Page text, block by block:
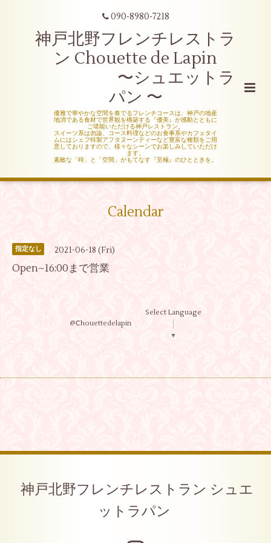
090-8980-7218
神戸北野フレンチレストラ
ン Chouette de Lapin
〜シュエットラ
パン 〜
優雅で華やかな空間を奏でるフレンチコースは、神戸の地産
地消である食材で世界観を構築する『優美』が感動とともに
ご堪能いただける神戸レストラン。
スイーツ系は勿論、コース料理などのお食事系やカフェタイ
ムにはシェフ特製アフタヌーンティーなど豊富な種類をご用
意しておりますので、様々なシーンでお楽しみしていただけ
ます。
素敵な「時」と「空間」がもてなす『至極』のひとときを。
Calendar
指定なし 2021-06-18 (Fri)
Open~16:00まで営業
@Ⅽhouettedelapin
Select Language
▼
神戸北野フレンチレストラン シュエ
ットラパン